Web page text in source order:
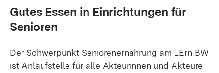
Gutes Essen in Einrichtungen für
Senioren
Der Schwerpunkt Seniorenernährung am LErn BW
ist Anlaufstelle für alle Akteurinnen und Akteure